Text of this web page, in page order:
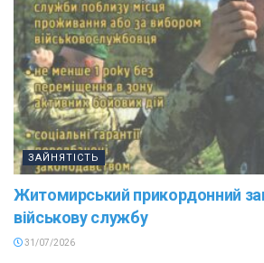
ЗАЙНЯТІСТЬ
Житомирський прикордонний
військову службу
31/07/2026